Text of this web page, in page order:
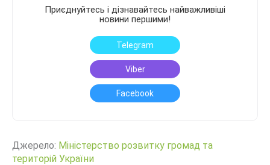
Приєднуйтесь і дізнавайтесь найважливіші
новини першими!
Telegram
Viber
Facebook
Джерело: Міністерство розвитку громад та
територій України